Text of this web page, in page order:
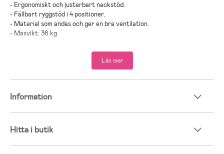
- Ergonomiskt och justerbart nackstöd.
- Fällbart ryggstöd i 4 positioner.
- Material som andas och ger en bra ventilation.
- Maxvikt: 36 kg.
- Rekommenderad ålder: Från 4 år.
Vi på Jollyroom vet hur viktigt det är att välja en bilbarnstol som
passar just ditt barns behov och att det ibland kan bli mycket att
underlätta detta viktiga val hänvisar vi gärna till vår guide för
Läs mer
Information
Hitta i butik